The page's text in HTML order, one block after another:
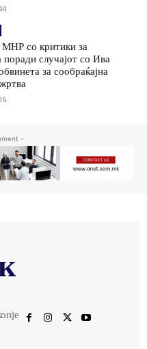
МНР со критики за
поради случајот со Ива
за сообраќајна
-